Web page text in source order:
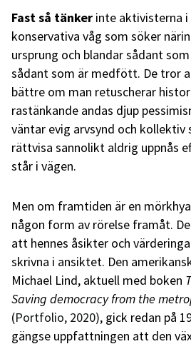
Fast så tänker inte aktivisterna i
konservativa våg som söker
ursprung och blandar sådant
sådant som är medfött. De tror
bättre om man retuscherar
rastänkande andas djup
väntar evig arvsynd och kollektiv
rättvisa sannolikt aldrig uppnås
står i vägen.
Men om framtiden är en
någon form av rörelse framåt.
att hennes åsikter och
skrivna i ansiktet. Den
Michael Lind, aktuell med boken
Saving democracy from the
(Portfolio, 2020), gick redan på
gängse uppfattningen att den